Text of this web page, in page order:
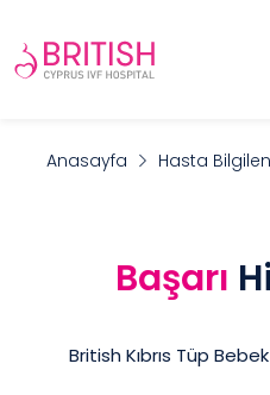
Anasayfa Hasta
Başarı
British Kıbrıs Tüp Bebek